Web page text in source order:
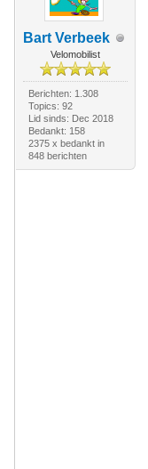
Bart Verbeek
Velomobilist
Berichten: 1.308
Topics: 92
Lid sinds: Dec 2018
Bedankt: 158
2375 x bedankt in
848 berichten